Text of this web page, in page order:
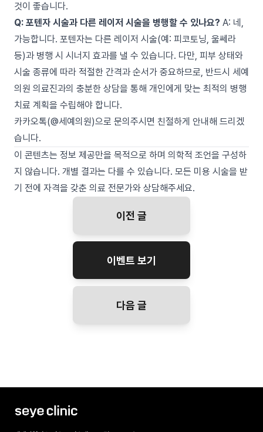
것이 좋습니다.
Q: 포텐자 시술과 다른 레이저 시술을 병행할 수 있나요? A: 네,
가능합니다. 포텐자는 다른 레이저 시술(예: 피코토닝, 울쎄라
등)과 병행 시 시너지 효과를 낼 수 있습니다. 다만, 피부 상태와
시술 종류에 따라 적절한 간격과 순서가 중요하므로, 반드시 세예
의원 의료진과의 충분한 상담을 통해 개인에게 맞는 최적의 병행
치료 계획을 수립해야 합니다.
카카오톡(@세예의원)으로 문의주시면 친절하게 안내해 드리겠
습니다.
이 콘텐츠는 정보 제공만을 목적으로 하며 의학적 조언을 구성하
지 않습니다. 개별 결과는 다를 수 있습니다. 모든 미용 시술을 받
기 전에 자격을 갖춘 의료 전문가와 상담해주세요.
이전 글
이벤트 보기
다음 글